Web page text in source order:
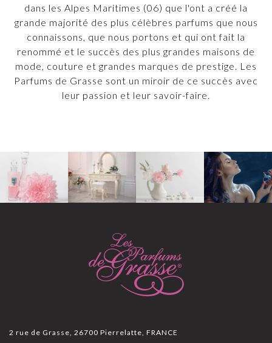
dans les Alpes Maritimes (06) que l'ont a créé la
grande majorité des plus célèbres parfums que nous
connaissons, que nous portons et qui ont fait la
renommé et le succès des plus grandes maisons de
mode, couture et grandes marques de prestige. Les
Parfums de Grasse sont un miroir de ce succès avec
leur passion et leur savoir-faire.
2 rue de Grasse, 26700 Pierrelatte, FRANCE